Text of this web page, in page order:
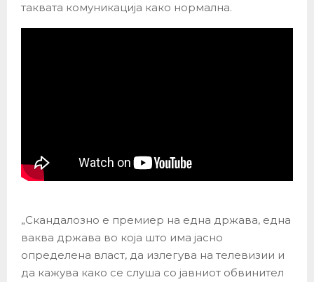
таквата комуникација како нормална.
„Скандалозно е премиер на една држава, една
ваква држава во која што има јасно
определена власт, да излегува на телевизии и
да кажува како се слуша со јавниот обвинител